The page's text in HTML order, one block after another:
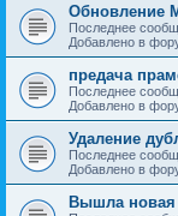
Обновление
Последнее
Добавлено в
предача
Последнее
Добавлено в
Удаление
Последнее
Добавлено в
Вышла новая